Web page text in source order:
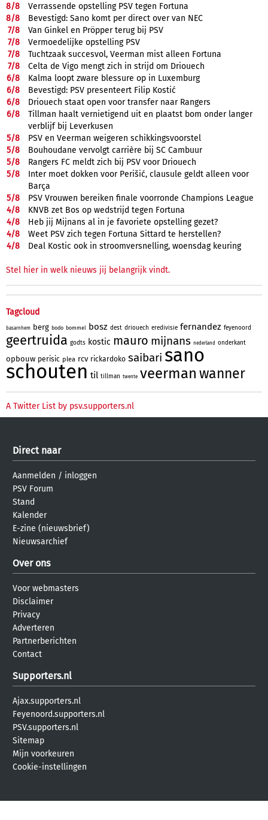
8/8
Verrassende opstelling PSV tegen Fortuna
8/8
Bevestigd: Sano komt per direct over van NEC
7/8
Van Ginkel en Pröpper terug bij PSV
7/8
Vermoedelijke opstelling PSV
7/8
Tuchtzaak succesvol, Veerman mist alleen Fortuna
7/8
Celta de Vigo mengt zich in strijd om Driouech
6/8
Kalma loopt zware blessure op in Luxemburg
6/8
Bevestigd: PSV presenteert Filip Kostić
6/8
Driouech staat open voor transfer naar Rangers
6/8
Tillman haalt vernietigend uit en plaatst bom onder langer
verblijf bij Leverkusen
5/8
PSV en Veerman weigeren schikkingsvoorstel
5/8
Bouhoudane vervolgt carrière bij SC Cambuur
5/8
Rangers FC meldt zich bij PSV voor Driouech
5/8
Inter moet dokken voor Perišić, clausule geldt alleen voor
Barça
5/8
PSV Vrouwen bereiken finale voorronde Champions League
4/8
KNVB zet Bos op wedstrijd tegen Fortuna
4/8
Heb jij Mijnans al in je favoriete opstelling gezet?
4/8
Weet PSV zich tegen Fortuna Sittard te herstellen?
4/8 Deal Kostic ook in stroomversnelling, woensdag keuring
Stel hier in welk nieuws jij belangrijk vindt.
Tagcloud
basarnhem berg bodo bommel bosz dest driouech eredivisie fernandez feyenoord
geertruida godts kostic mauro mijnans nederland onderkant
opbouw perisic plea rcv rickardoko saibari sano
schouten til tillman twente veerman wanner
A Twitter List by psv.supporters.nl
Direct naar
Aanmelden / inloggen
PSV Forum
Stand
Kalender
E-zine (nieuwsbrief)
Nieuwsarchief
Over ons
Voor webmasters
Disclaimer
Privacy
Adverteren
Partnerberichten
Contact
Supporters.nl
Ajax.supporters.nl
Feyenoord.supporters.nl
PSV.supporters.nl
Sitemap
Mijn voorkeuren
Cookie-instellingen